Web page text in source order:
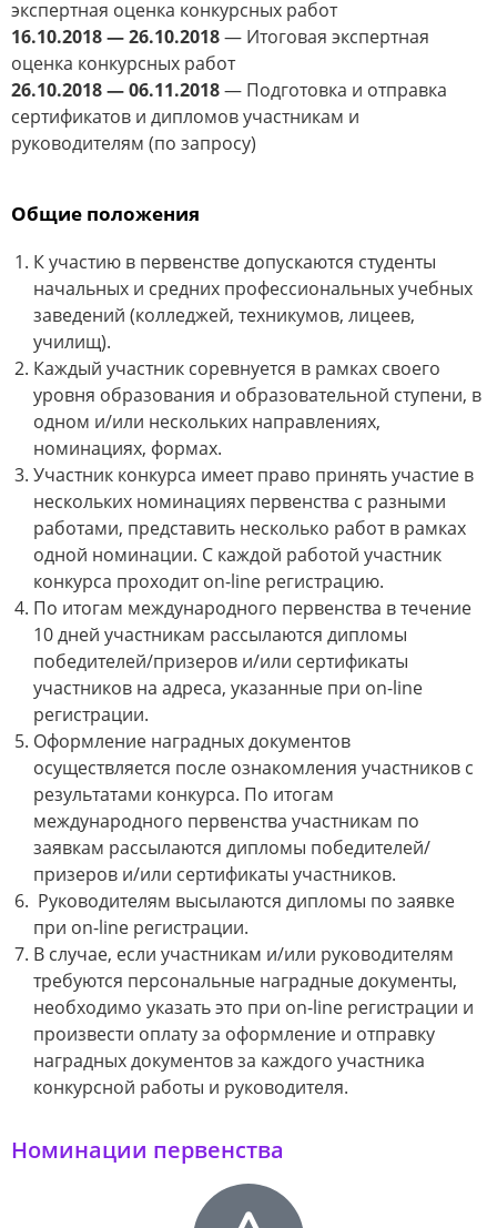
экспертная оценка конкурсных работ
16.10.2018 — 26.10.2018— Итоговая экспертная
оценка конкурсных работ
26.10.2018 — 06.11.2018— Подготовка и отправка
сертификатов и дипломов участникам и
руководителям (по запросу)
Общие положения
К участию в первенстве допускаются студенты
начальных и средних профессиональных учебных
заведений (колледжей, техникумов, лицеев,
училищ).
Каждый участник соревнуется в рамках своего
уровня образования и образовательной ступени, в
одном и/или нескольких направлениях,
номинациях, формах.
Участник конкурса имеет право принять участие в
нескольких номинациях первенства с разными
работами, представить несколько работ в рамках
одной номинации. С каждой работой участник
конкурса проходит on-line регистрацию.
По итогам международного первенства в течение
10 дней участникам рассылаются дипломы
победителей/призеров и/или сертификаты
участников на адреса, указанные при on-line
регистрации.
Оформление наградных документов
осуществляется после ознакомления участников с
результатами конкурса. По итогам
международного первенства участникам по
заявкам рассылаются дипломы победителей/
призеров и/или сертификаты участников.
Руководителям высылаются дипломы по заявке
при on-line регистрации.
В случае, если участникам и/или руководителям
требуются персональные наградные документы,
необходимо указать это при on-line регистрации и
произвести оплату за оформление и отправку
наградных документов за каждого участника
конкурсной работы и руководителя.
Номинации первенства